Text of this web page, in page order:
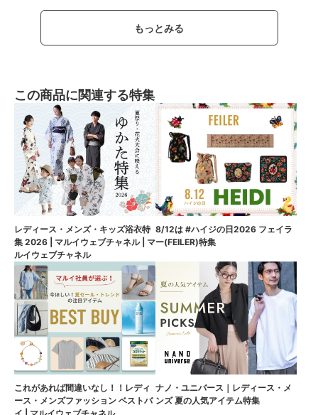
もっとみる
この商品に関連する特集
レディース・メンズ・キッズ浴衣特
集 2026 | マルイウェブチャネル | マ
ルイウェブチャネル
8/12は #ハイジの日2026 フェイラ
ー(FEILER)特集
これがあれば間違いなし！！レディ
ース・メンズファッション ベストバ
ナノ・ユニバース｜レディース・メ
ンズ 夏の人気アイテム特集